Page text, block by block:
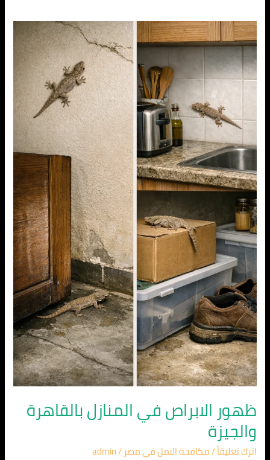
ظهور الابراص في المنازل بالقاهرة
والجيزة
اترك تعليقاً/مكافحة النمل في مصر /
admin
ظهور
الابراص
في
المنازل